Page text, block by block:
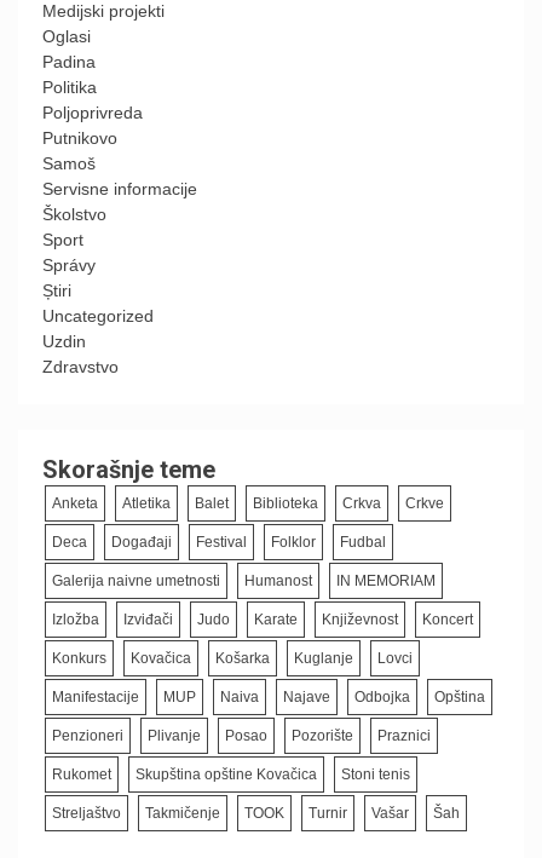
Medijski projekti
Oglasi
Padina
Politika
Poljoprivreda
Putnikovo
Samoš
Servisne informacije
Školstvo
Sport
Správy
Știri
Uncategorized
Uzdin
Zdravstvo
Skorašnje teme
Anketa Atletika Balet Biblioteka Crkva Crkve
Deca Događaji Festival Folklor Fudbal
Galerija naivne umetnosti Humanost IN MEMORIAM
Izložba Izviđači Judo Karate Književnost Koncert
Konkurs Kovačica Košarka Kuglanje Lovci
Manifestacije MUP Naiva Najave Odbojka Opština
Penzioneri Plivanje Posao Pozorište Praznici
Rukomet Skupština opštine Kovačica Stoni tenis
Streljaštvo Takmičenje TOOK Turnir Vašar Šah